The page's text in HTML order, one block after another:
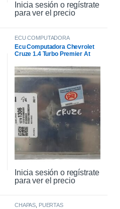
Inicia sesión o regístrate
para ver el precio
ECU COMPUTADORA
Ecu Computadora Chevrolet
Cruze 1.4 Turbo Premier At
Inicia sesión o regístrate
para ver el precio
CHAPAS PUERTAS